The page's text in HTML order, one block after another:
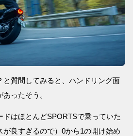
と質問してみると、ハンドリング面
ったそう。
ドはほとんどSPORTSで乗っていた
が良すぎるので）0から1の開け始め